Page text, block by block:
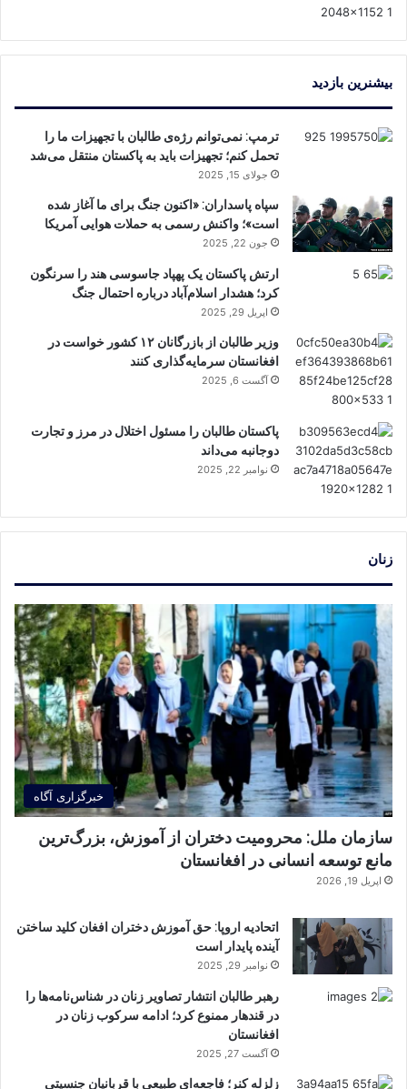
بیشنرین بازدید
ترمپ: نمی‌توانم رژه‌ی طالبان با تجهیزات ما را
تحمل کنم؛ تجهیزات باید به پاکستان منتقل می‌شد
جولای 15, 2025
سپاه پاسداران: «اکنون جنگ برای ما آغاز شده
است»؛ واکنش رسمی به حملات هوایی آمریکا
جون 22, 2025
ارتش پاکستان یک پهپاد جاسوسی هند را سرنگون
کرد؛ هشدار اسلام‌آباد درباره احتمال جنگ
اپریل 29, 2025
وزیر طالبان از بازرگانان ۱۲ کشور خواست در
افغانستان سرمایه‌گذاری کنند
آگست 6, 2025
پاکستان طالبان را مسئول اختلال در مرز و تجارت
دوجانبه می‌داند
نوامبر 22, 2025
زنان
خبرگزاری آگاه
سازمان ملل: محرومیت دختران از آموزش، بزرگ‌ترین
مانع توسعه انسانی در افغانستان
اپریل 19, 2026
اتحادیه اروپا: حق آموزش دختران افغان کلید ساختن
آینده پایدار است
نوامبر 29, 2025
رهبر طالبان انتشار تصاویر زنان در شناس‌نامه‌ها را
در قندهار ممنوع کرد؛ ادامه سرکوب زنان در
افغانستان
آگست 27, 2025
زلزله کنر؛ فاجعه‌ای طبیعی با قربانیان جنسیتی